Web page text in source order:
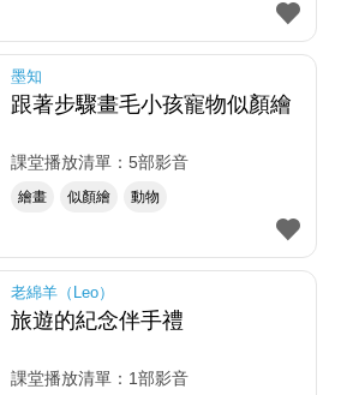
墨知
跟著步驟畫毛小孩寵物似顏繪
課堂播放清單：5部影音
繪畫 似顏繪 動物
老綿羊（Leo）
旅遊的紀念伴手禮
課堂播放清單：1部影音